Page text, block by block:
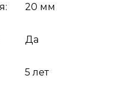
20 мм
Да
5 лет